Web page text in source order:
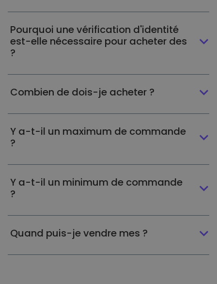
Pourquoi une vérification d'identité
est-elle nécessaire pour acheter des
?
Combien de dois-je acheter ?
Y a-t-il un maximum de commande
?
Y a-t-il un minimum de commande
?
Quand puis-je vendre mes ?